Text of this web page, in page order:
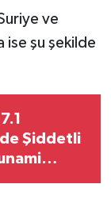
ve
ise şu şekilde
Şiddetli